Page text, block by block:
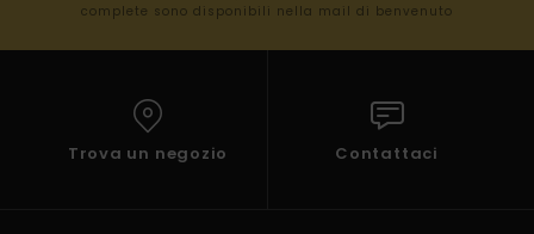
complete sono disponibili nella mail di benvenuto
Trova un negozio Contattaci